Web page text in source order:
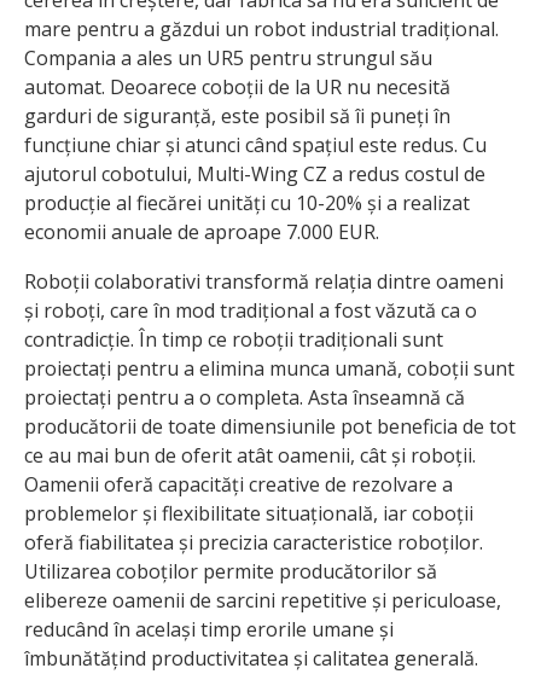
mare pentru a găzdui un robot industrial tradițional.
Compania a ales un UR5 pentru strungul său
automat. Deoarece coboții de la UR nu necesită
garduri de siguranță, este posibil să îi puneți în
funcțiune chiar și atunci când spațiul este redus. Cu
ajutorul cobotului, Multi-Wing CZ a redus costul de
producție al fiecărei unități cu 10-20% și a realizat
economii anuale de aproape 7.000 EUR.
Roboții colaborativi transformă relația dintre oameni
și roboți, care în mod tradițional a fost văzută ca o
contradicție. În timp ce roboții tradiționali sunt
proiectați pentru a elimina munca umană, coboții sunt
proiectați pentru a o completa. Asta înseamnă că
producătorii de toate dimensiunile pot beneficia de tot
ce au mai bun de oferit atât oamenii, cât și roboții.
Oamenii oferă capacități creative de rezolvare a
problemelor și flexibilitate situațională, iar coboții
oferă fiabilitatea și precizia caracteristice roboților.
Utilizarea coboților permite producătorilor să
elibereze oamenii de sarcini repetitive și periculoase,
reducând în același timp erorile umane și
îmbunătățind productivitatea și calitatea generală.